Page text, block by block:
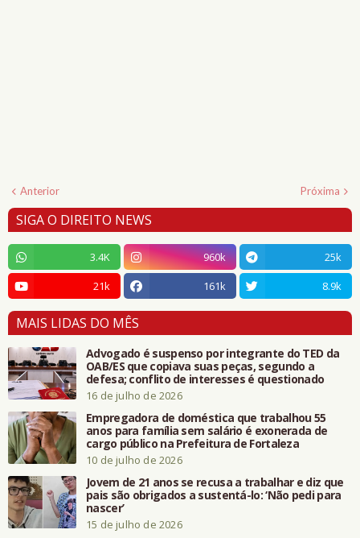
Anterior Próxima
SIGA O DIREITO NEWS
3.4K 960k
25k
21k
161k 8.9k
MAIS LIDAS DO MÊS
Advogado é suspenso por integrante do TED da
OAB/ES que copiava suas peças, segundo a
defesa; conflito de interesses é questionado
16 de julho de 2026
Empregadora de doméstica que trabalhou 55
anos para família sem salário é exonerada de
cargo público na Prefeitura de Fortaleza
10 de julho de 2026
Jovem de 21 anos se recusa a trabalhar e diz que
pais são obrigados a sustentá-lo: ‘Não pedi para
nascer’
15 de julho de 2026